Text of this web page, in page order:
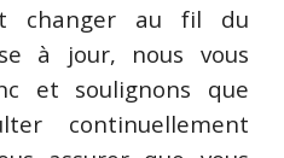
changer au fil du
à jour, nous vous
et soulignons que
continuellement